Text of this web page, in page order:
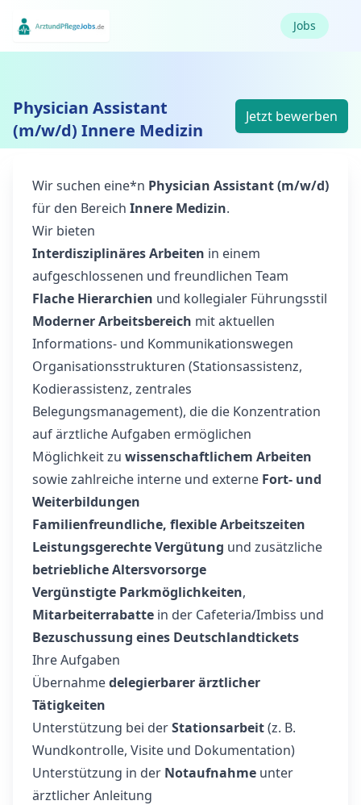
Jobs
Physician Assistant
(m/w/d) Innere Medizin
Jetzt bewerben
Wir suchen eine*n Physician Assistant (m/w/d)
für den Bereich Innere Medizin.
Wir bieten
Interdisziplinäres Arbeiten in einem
aufgeschlossenen und freundlichen Team
Flache Hierarchien und kollegialer Führungsstil
Moderner Arbeitsbereich mit aktuellen
Informations- und Kommunikationswegen
Organisationsstrukturen (Stationsassistenz,
Kodierassistenz, zentrales
Belegungsmanagement), die die Konzentration
auf ärztliche Aufgaben ermöglichen
Möglichkeit zu wissenschaftlichem Arbeiten
sowie zahlreiche interne und externe Fort- und
Weiterbildungen
Familienfreundliche, flexible Arbeitszeiten
Leistungsgerechte Vergütung und zusätzliche
betriebliche Altersvorsorge
Vergünstigte Parkmöglichkeiten,
Mitarbeiterrabatte in der Cafeteria/Imbiss und
Bezuschussung eines Deutschlandtickets
Ihre Aufgaben
Übernahmedelegierbarer ärztlicher
Tätigkeiten
Unterstützung bei derStationsarbeit(z. B.
Wundkontrolle, Visite und Dokumentation)
Unterstützung in der Notaufnahme unter
ärztlicher Anleitung